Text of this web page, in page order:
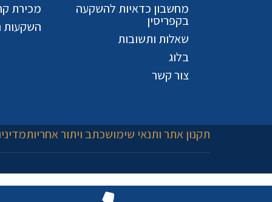
מחשבון כדאיות להשקעה
בקפריסין
שאלות ותשובות
בלוג
צור קשר
מכירת
השקעות
תקנון אתר ותנאי שימושכתב ויתור אחריות